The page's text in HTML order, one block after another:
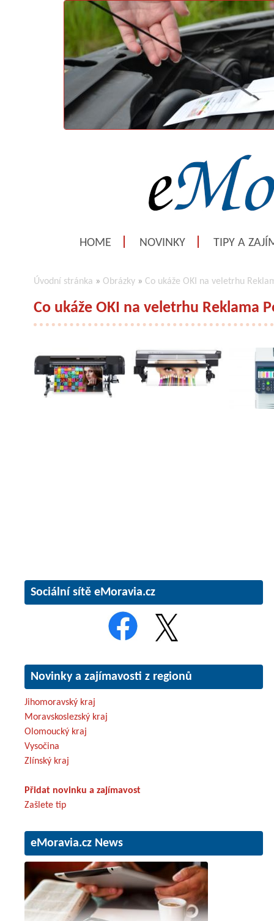
HOME NOVINKY TIPY A
Úvodní stránka » Obrázky » Co ukáže OKI na veletrhu
Co ukáže OKI na veletrhu Reklama
Sociální sítě eMoravia.cz
Novinky a zajímavosti z regionů
Jihomoravský kraj
Moravskoslezský kraj
Olomoucký kraj
Vysočina
Zlínský kraj
Přidat novinku a zajímavost
Zašlete tip
eMoravia.cz News